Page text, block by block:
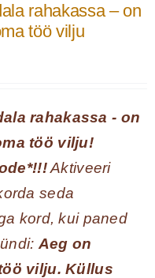
rahakassa – on
töö vilju
rahakassa - on
töö vilju!
Aktiveeri
seda
kord, kui paned
Aeg on
vilju. Küllus